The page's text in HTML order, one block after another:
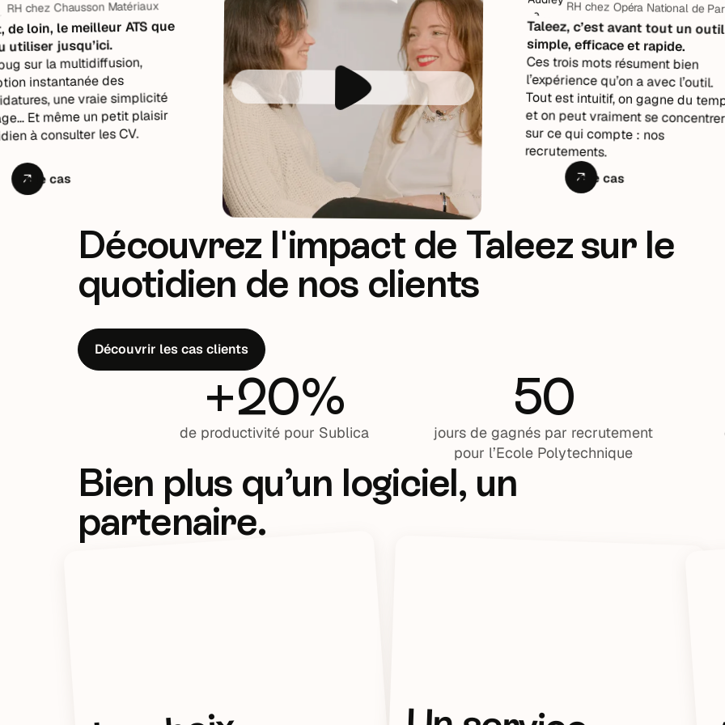
chez Chausson Matériaux
loin, le meilleur ATS que
jusqu’ici.
la multidiffusion,
instantanée des
une vraie simplicité
Et même un petit plaisir
à consulter les CV.
le cas
RH chez Opéra National de Paris
Taleez, c’est avant tout un outil
simple, efficace et rapide.
Ces trois mots résument bien
l’expérience qu’on a avec l’outil.
Tout est intuitif, on gagne du temps,
et on peut vraiment se concentrer
sur ce qui compte : nos
recrutements.
Lire le cas
Découvrez l'impact de Taleez sur le
quotidien de nos clients
Découvrir les cas clients
+20%
de productivité pour Sublica
50
jours de gagnés par recrutement
pour l’Ecole Polytechnique
Bien plus qu’un logiciel, un
partenaire.